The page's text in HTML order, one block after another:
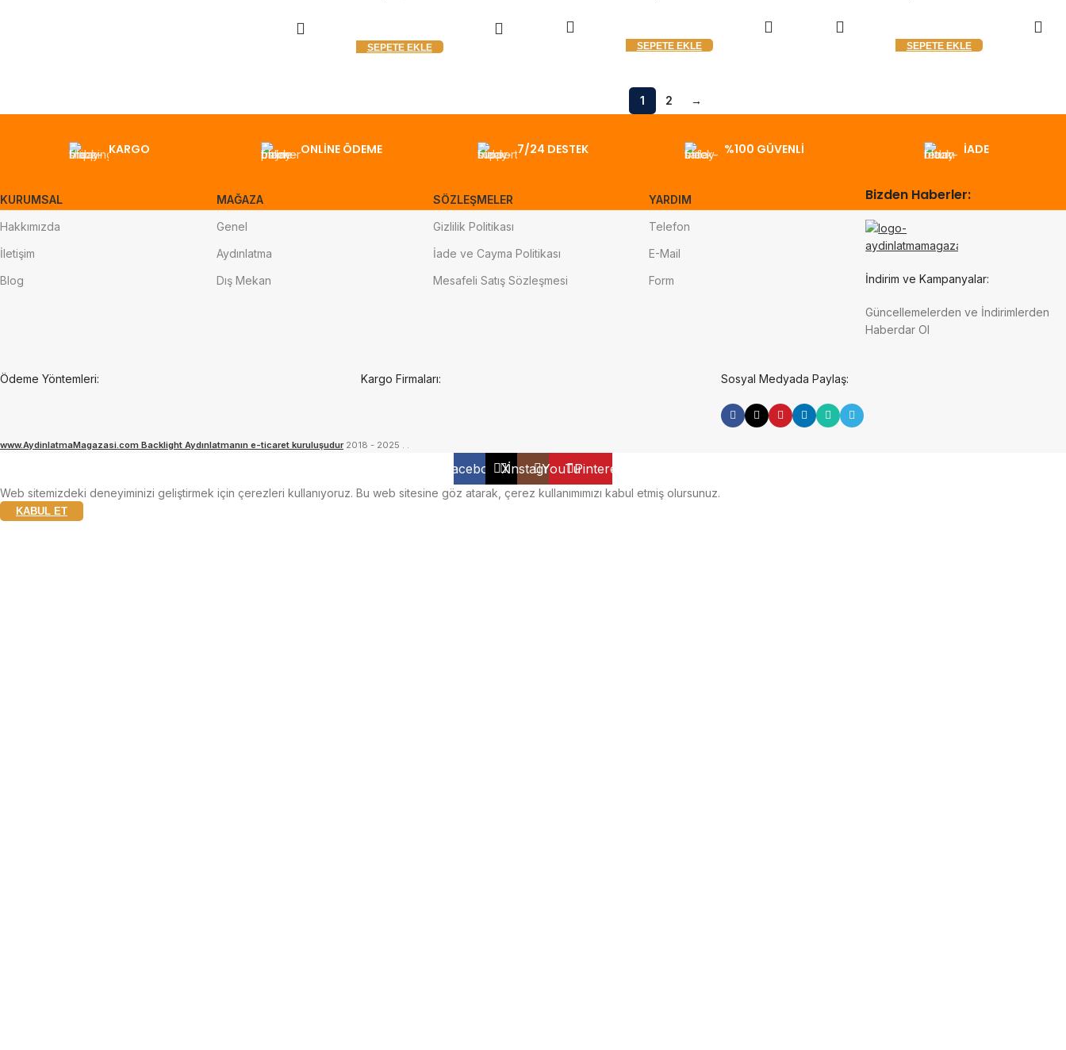
SEPETE EKLE SEPETE EKLE SEPETE EKLE
1 2 →
KARGO ONLİNE ÖDEME 7/24 DESTEK %100 GÜVENLİ İADE
KURUMSAL
Hakkımızda
İletişim
Blog
MAĞAZA
Genel
Aydınlatma
Dış Mekan
SÖZLEŞMELER
Gizlilik Politikası
İade ve Cayma Politikası
Mesafeli Satış Sözleşmesi
YARDIM
Telefon
E-Mail
Form
Bizden Haberler:
İndirim ve Kampanyalar:
Güncellemelerden ve İndirimlerden
Haberdar Ol
Ödeme Yöntemleri: Kargo Firmaları: Sosyal Medyada Paylaş:
www.AydinlatmaMagazasi.com Backlight Aydınlatmanın e-ticaret kuruluşudur 2018 - 2025
FacebookXİnstagramYouTubePinterest
Web sitemizdeki deneyiminizi geliştirmek için çerezleri kullanıyoruz. Bu web sitesine göz atarak, çerez kullanımımızı kabul etmiş olursunuz.
KABUL ET